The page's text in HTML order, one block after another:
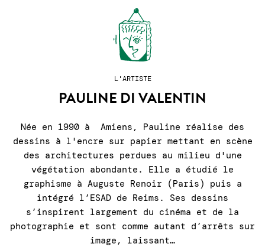
L'ARTISTE
PAULINE DI VALENTIN
Née en 1990 à Amiens, Pauline réalise des
dessins à l'encre sur papier mettant en scène
des architectures perdues au milieu d'une
végétation abondante. Elle a étudié le
graphisme à Auguste Renoir (Paris) puis a
intégré l’ESAD de Reims. Ses dessins
s’inspirent largement du cinéma et de la
photographie et sont comme autant d’arrêts sur
image, laissant…